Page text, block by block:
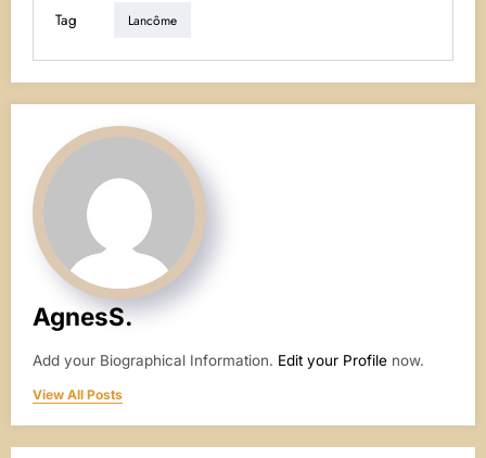
Tag Lancôme
AgnesS.
Add your Biographical Information. Edit your Profile now.
View All Posts